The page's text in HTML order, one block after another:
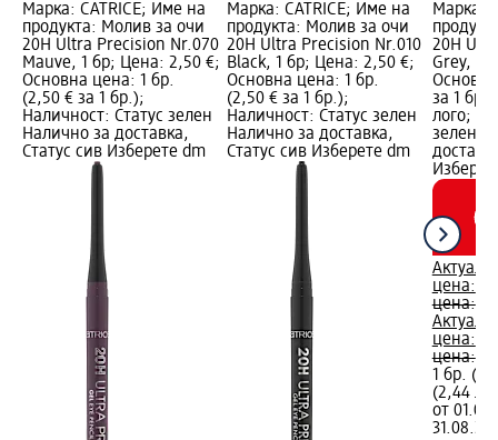
Марка: CATRICE; Име на
продукта: Молив за очи
20H Ultra Precision Nr.070
Mauve, 1 бр; Цена: 2,50 €;
Основна цена: 1 бр.
(2,50 € за 1 бр.);
Наличност: Статус зелен
Налично за доставка,
Статус сив Изберете dm
Марка: CATRICE; Име на
продукта: Молив за очи
20H Ultra Precision Nr.010
Black, 1 бр; Цена: 2,50 €;
Основна цена: 1 бр.
(2,50 € за 1 бр.);
Наличност: Статус зелен
Налично за доставка,
Статус сив Изберете dm
Марка:
20H
Grey, 1
за 1
лого;
зелен
цена:
цена:
цена:
цена:
1 бр.
(2,44
от